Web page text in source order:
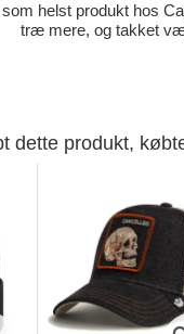
helst produkt hos
træ mere, og takket
dette produkt,